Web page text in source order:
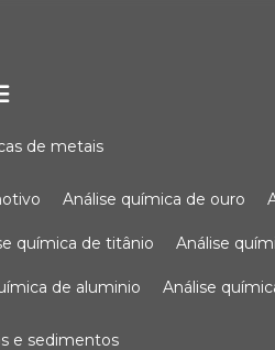
de metais
análise química de ouro
química de titânio análise
de aluminio análise
e sedimentos